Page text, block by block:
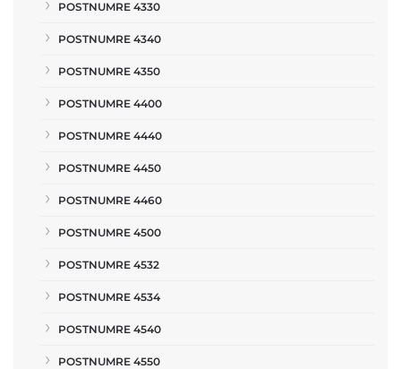
POSTNUMRE 4330
POSTNUMRE 4340
POSTNUMRE 4350
POSTNUMRE 4400
POSTNUMRE 4440
POSTNUMRE 4450
POSTNUMRE 4460
POSTNUMRE 4500
POSTNUMRE 4532
POSTNUMRE 4534
POSTNUMRE 4540
POSTNUMRE 4550